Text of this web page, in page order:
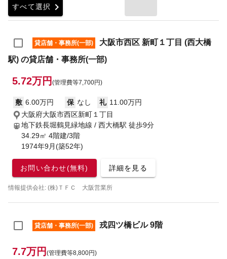
すべて選択 chevron_right
貸店舗・事務所(一部)
大阪市西区 新町１丁目 (西大橋
駅) の貸店舗・事務所(一部)
5.72万円 (管理費等7,700円)
敷 6.00万円 保 なし 礼 11.00万円
大阪府大阪市西区新町１丁目
地下鉄長堀鶴見緑地線 / 西大橋駅 徒歩9分
34.29㎡ 4階建/3階
1974年9月(築52年)
お問い合わせ(無料) 詳細を見る
情報提供会社: (株)ＴＦＣ 大阪営業所
貸店舗・事務所(一部) 戎四ツ橋ビル 9階
7.7万円 (管理費等8,800円)